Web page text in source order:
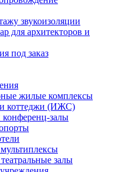
звукоизоляции
для архитекторов и
под заказ
жилые комплексы
коттеджи (ИЖС)
залы
залы